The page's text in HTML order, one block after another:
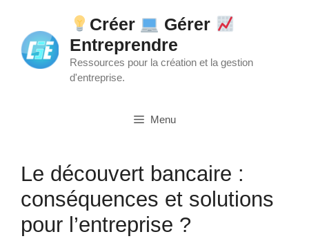
contenu
Créer
Gérer
Entreprendre
Ressources pour la création et la gestion
d'entreprise.
Menu
Le découvert bancaire :
conséquences et solutions
pour l’entreprise ?